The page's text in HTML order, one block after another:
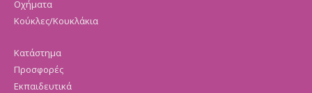
Οχήματα
Κούκλες/Κουκλάκια
Κατάστημα
Προσφορές
Εκπαιδευτικά